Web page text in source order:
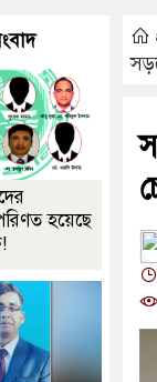
হয়েছে